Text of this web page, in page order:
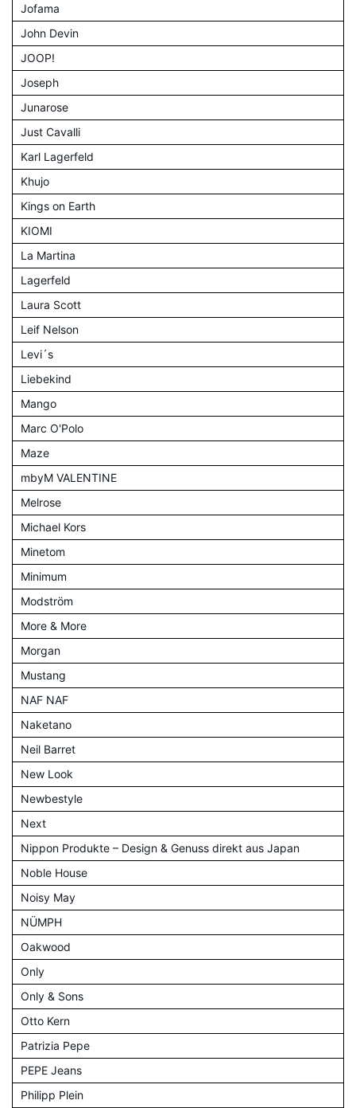
Jofama
John Devin
JOOP!
Joseph
Junarose
Just Cavalli
Karl Lagerfeld
Khujo
Kings on Earth
KIOMI
La Martina
Lagerfeld
Laura Scott
Leif Nelson
Levi´s
Liebekind
Mango
Marc O'Polo
Maze
mbyM VALENTINE
Melrose
Michael Kors
Minetom
Minimum
Modström
More & More
Morgan
Mustang
NAF NAF
Naketano
Neil Barret
New Look
Newbestyle
Next
Nippon Produkte – Design & Genuss direkt aus Japan
Noble House
Noisy May
NÜMPH
Oakwood
Only
Only & Sons
Otto Kern
Patrizia Pepe
PEPE Jeans
Philipp Plein